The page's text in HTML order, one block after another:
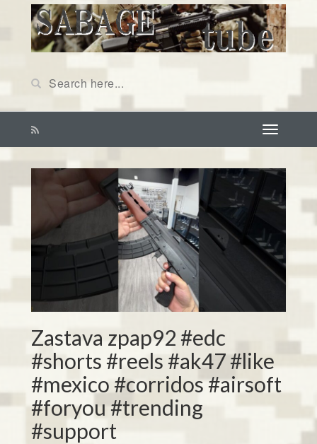
Zastava zpap92 #edc
#shorts #reels #ak47 #like
#mexico #corridos #airsoft
#foryou #trending
#support